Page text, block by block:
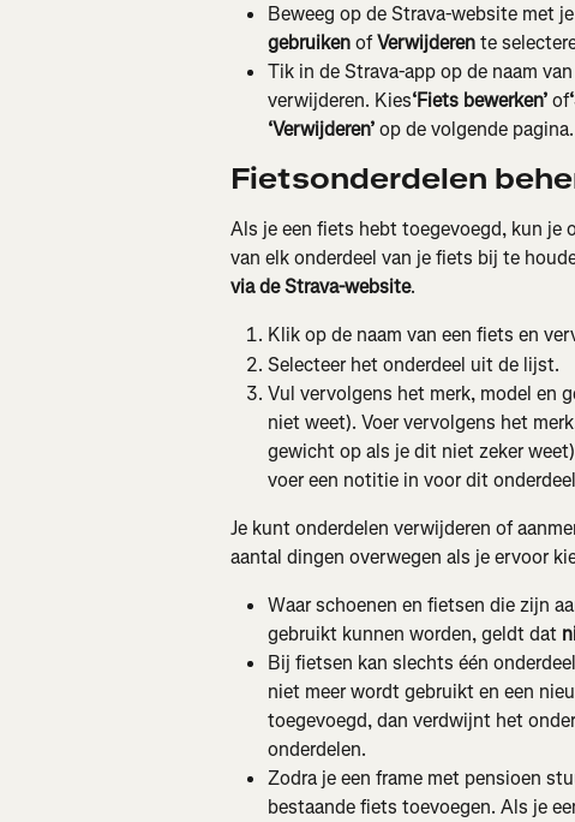
Beweeg op de Strava-website met
gebruiken of Verwijderen te
Tik in de Strava-app op de naam
verwijderen. Kies‘Fiets bewerken’ of
‘Verwijderen’ op de volgende pagina.
Fietsonderdelen
Als je een fiets hebt toegevoegd, kun je
van elk onderdeel van je fiets bij te
via de Strava-website.
Klik op de naam van een fiets en
Selecteer het onderdeel uit de lijst.
Vul vervolgens het merk, model en
niet weet). Voer vervolgens het
gewicht op als je dit niet zeker
voer een notitie in voor dit
Je kunt onderdelen verwijderen of
aantal dingen overwegen als je ervoor
Waar schoenen en fietsen die zijn
gebruikt kunnen worden, geldt dat
Bij fietsen kan slechts één
niet meer wordt gebruikt en een
toegevoegd, dan verdwijnt het
onderdelen.
Zodra je een frame met pensioen
bestaande fiets toevoegen. Als je